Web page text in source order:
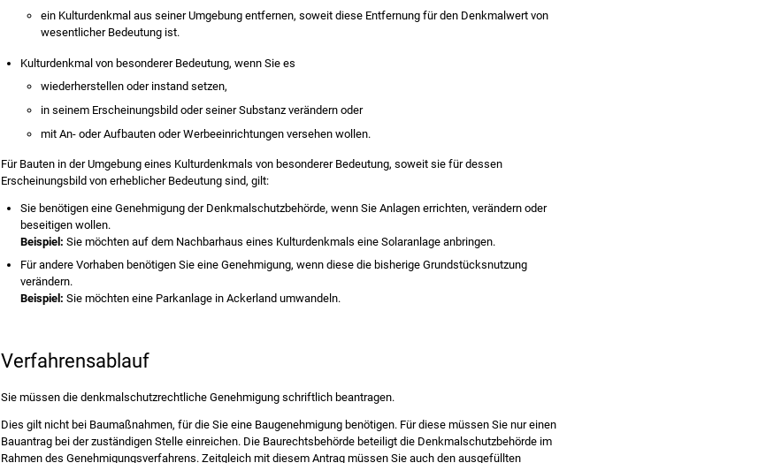
ein Kulturdenkmal aus seiner Umgebung entfernen, soweit diese Entfernung für den Denkmalwert von
wesentlicher Bedeutung ist.
Kulturdenkmal von besonderer Bedeutung, wenn Sie es
wiederherstellen oder instand setzen,
in seinem Erscheinungsbild oder seiner Substanz verändern oder
mit An- oder Aufbauten oder Werbeeinrichtungen versehen wollen.
Für Bauten in der Umgebung eines Kulturdenkmals von besonderer Bedeutung, soweit sie für dessen
Erscheinungsbild von erheblicher Bedeutung sind, gilt:
Sie benötigen eine Genehmigung der Denkmalschutzbehörde, wenn Sie Anlagen errichten, verändern oder
beseitigen wollen.
Beispiel: Sie möchten auf dem Nachbarhaus eines Kulturdenkmals eine Solaranlage anbringen.
Für andere Vorhaben benötigen Sie eine Genehmigung, wenn diese die bisherige Grundstücksnutzung
verändern.
Beispiel: Sie möchten eine Parkanlage in Ackerland umwandeln.
Verfahrensablauf
Sie müssen die denkmalschutzrechtliche Genehmigung schriftlich beantragen.
Dies gilt nicht bei Baumaßnahmen, für die Sie eine Baugenehmigung benötigen. Für diese müssen Sie nur einen
Bauantrag bei der zuständigen Stelle einreichen. Die Baurechtsbehörde beteiligt die Denkmalschutzbehörde im
Rahmen des Genehmigungsverfahrens. Zeitgleich mit diesem Antrag müssen Sie auch den ausgefüllten